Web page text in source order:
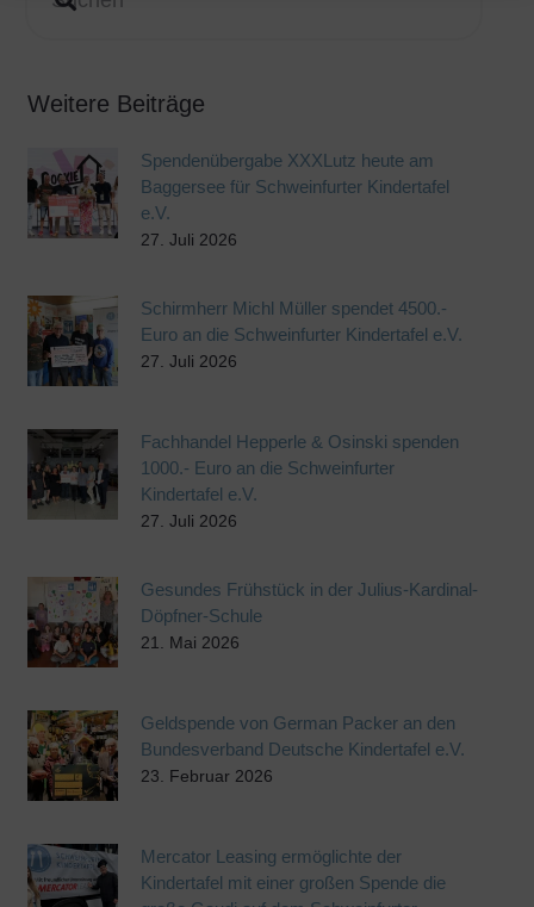
Weitere Beiträge
Spendenübergabe XXXLutz heute am
Baggersee für Schweinfurter Kindertafel
e.V.
27. Juli 2026
Schirmherr Michl Müller spendet 4500.-
Euro an die Schweinfurter Kindertafel e.V.
27. Juli 2026
Fachhandel Hepperle & Osinski spenden
1000.- Euro an die Schweinfurter
Kindertafel e.V.
27. Juli 2026
Gesundes Frühstück in der Julius-Kardinal-
Döpfner-Schule
21. Mai 2026
Geldspende von German Packer an den
Bundesverband Deutsche Kindertafel e.V.
23. Februar 2026
Mercator Leasing ermöglichte der
Kindertafel mit einer großen Spende die